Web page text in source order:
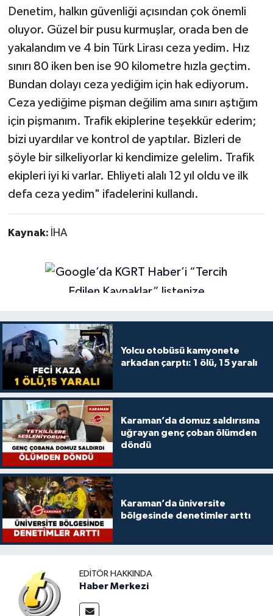
Denetim, halkın güvenliği açısından çok önemli
oluyor. Güzel bir pusu kurmuşlar, orada ben de
yakalandım ve 4 bin Türk Lirası ceza yedim. Hız
sınırı 80 iken ben ise 90 kilometre hızla geçtim.
Bundan dolayı ceza yediğim için hak ediyorum.
Ceza yediğime pişman değilim ama sınırı aştığım
için pişmanım. Trafik ekiplerine teşekkür ederim;
bizi uyardılar ve kontrol de yaptılar. Bizleri de
şöyle bir silkeliyorlar ki kendimize gelelim. Trafik
ekipleri iyi ki varlar. Ehliyeti alalı 12 yıl oldu ve ilk
defa ceza yedim" ifadelerini kullandı.
Kaynak: İHA
Yolcu otobüsü kamyonete
arkadan çarptı: 1 ölü, 15 yaralı
Karaman’da domuz saldırısına
uğrayan genç çoban ölümden
döndü
Karaman’da üniversite
bölgesinde denetimler arttı
EDITÖR HAKKINDA
Haber Merkezi